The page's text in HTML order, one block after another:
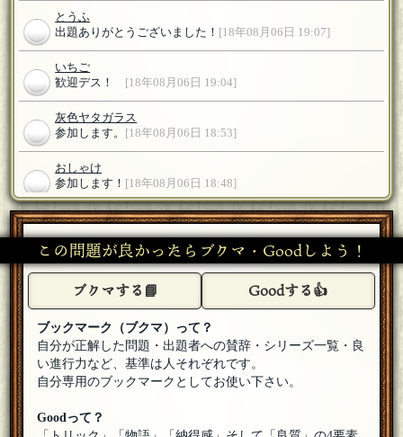
とうふ
出題ありがとうございました！ [18年08月06日 19:07]
いちご
歓迎デス！
[18年08月06日 19:04]
灰色ヤタガラス
参加します。
[18年08月06日 18:53]
おしゃけ
参加します！ [18年08月06日 18:48]
いちご
ようこそ![18年08月06日 18:47]
とうふ
参加しますね[編集済] [18年08月06日 18:45]
この問題が良かったらブクマ・Goodしよう！
ブクマする📘 Goodする👍
ブックマーク（ブクマ）って？
自分が正解した問題・出題者への賛辞・シリーズ一覧・良
い進行力など、基準は人それぞれです。
自分専用のブックマークとしてお使い下さい。
Goodって？